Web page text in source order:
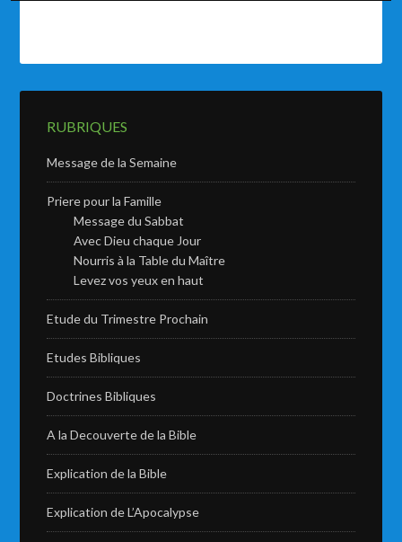
RUBRIQUES
Message de la Semaine
Priere pour la Famille
Message du Sabbat
Avec Dieu chaque Jour
Nourris à la Table du Maître
Levez vos yeux en haut
Etude du Trimestre Prochain
Etudes Bibliques
Doctrines Bibliques
A la Decouverte de la Bible
Explication de la Bible
Explication de L’Apocalypse